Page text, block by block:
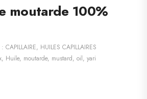
moutarde 100%
: CAPILLAIRE, HUILES CAPILLAIRES
, Huile, moutarde, mustard, oil, yari